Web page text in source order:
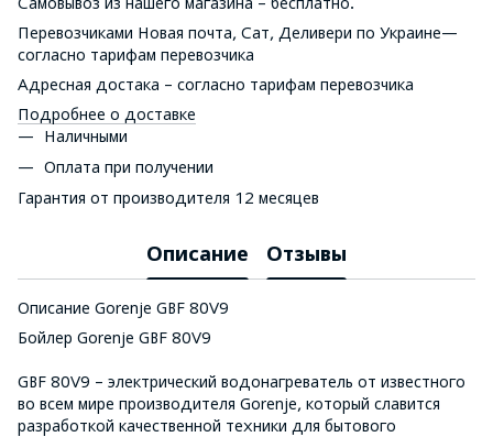
Перевозчиками Новая почта, Сат, Деливери по Украине—
согласно тарифам перевозчика
Адресная достака – согласно тарифам перевозчика
Подробнее о доставке
Наличными
Оплата при получении
Гарантия от производителя 12 месяцев
Описание Отзывы
Описание Gorenje GBF 80V9
Бойлер Gorenje GBF 80V9
GBF 80V9 – электрический водонагреватель от известного
во всем мире производителя Gorenje, который славится
разработкой качественной техники для бытового